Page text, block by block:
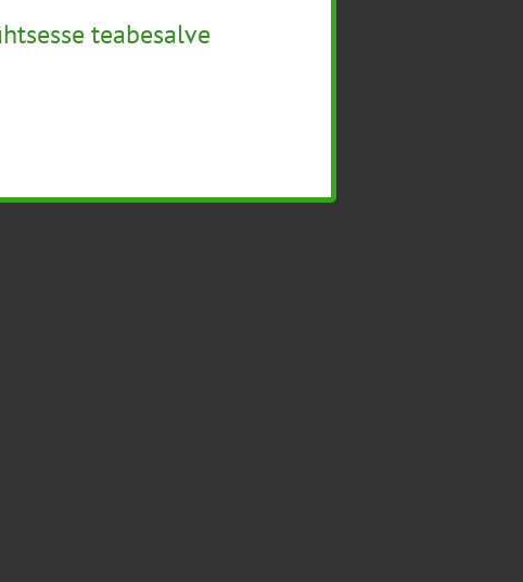
teabesalve